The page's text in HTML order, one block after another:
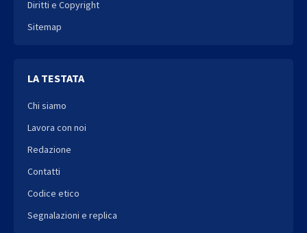
Diritti e Copyright
Sitemap
LA TESTATA
Chi siamo
Lavora con noi
Redazione
Contatti
Codice etico
Segnalazioni e replica